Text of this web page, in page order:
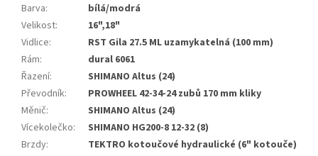
Barva:
bílá/modrá
Velikost:
16",18"
Vidlice:
RST Gila 27.5 ML uzamykatelná (100 mm)
Rám:
dural 6061
Řazení:
SHIMANO Altus (24)
Převodník:
PROWHEEL 42-34-24 zubů 170 mm kliky
Měnič:
SHIMANO Altus (24)
Vícekolečko:
SHIMANO HG200-8 12-32 (8)
Brzdy: TEKTRO kotoučové hydraulické (6" kotouče)